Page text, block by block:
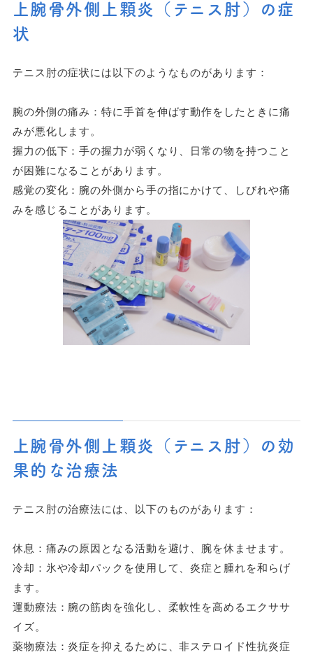
上腕骨外側上顆炎（テニス肘）の症
状
テニス肘の症状には以下のようなものがあります：
腕の外側の痛み：特に手首を伸ばす動作をしたときに痛
みが悪化します。
握力の低下：手の握力が弱くなり、日常の物を持つこと
が困難になることがあります。
感覚の変化：腕の外側から手の指にかけて、しびれや痛
みを感じることがあります。
上腕骨外側上顆炎（テニス肘）の効
果的な治療法
テニス肘の治療法には、以下のものがあります：
休息：痛みの原因となる活動を避け、腕を休ませます。
冷却：氷や冷却パックを使用して、炎症と腫れを和らげ
ます。
運動療法：腕の筋肉を強化し、柔軟性を高めるエクササ
イズ。
薬物療法：炎症を抑えるために、非ステロイド性抗炎症